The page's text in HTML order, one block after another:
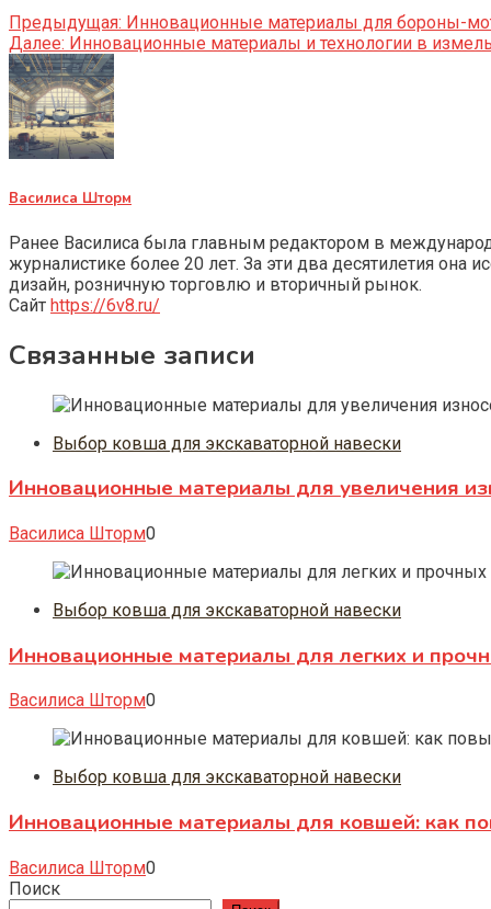
Предыдущая: Инновационные материалы для бороны-
Далее: Инновационные материалы и технологии в
Василиса Шторм
Ранее Василиса была главным редактором в
журналистике более 20 лет. За эти два десятилетия
дизайн, розничную торговлю и вторичный рынок.
Сайт https://6v8.ru/
Связанные записи
Выбор ковша для экскаваторной навески
Инновационные материалы для увеличения
Василиса Шторм0
Выбор ковша для экскаваторной навески
Инновационные материалы для легких и
Василиса Шторм0
Выбор ковша для экскаваторной навески
Инновационные материалы для ковшей: как
Василиса Шторм0
Поиск